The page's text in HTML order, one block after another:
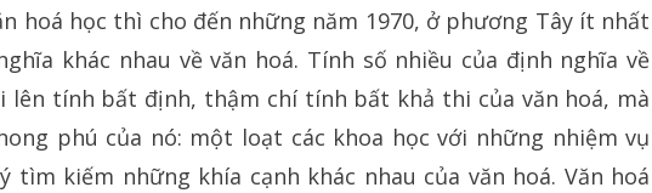
hoá học thì cho đến những năm 1970, ở phương Tây ít nhất
khác nhau về văn hoá. Tính số nhiều của định nghĩa về
lên tính bất định, thậm chí tính bất khả thi của văn hoá, mà
phú của nó: một loạt các khoa học với những nhiệm vụ
tìm kiếm những khía cạnh khác nhau của văn hoá. Văn hoá